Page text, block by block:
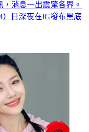
驟逝，享年48歲，妹
，消息一出震驚各界。
日深夜在IG發布黑底